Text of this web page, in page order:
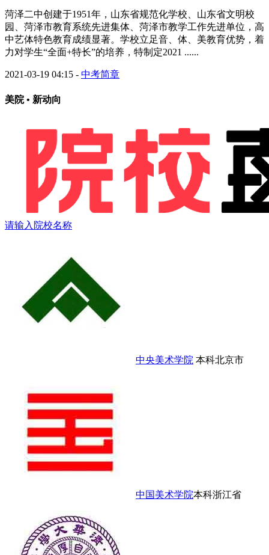
菏泽二中创建于1951年，山东省规范化学校、山东省文明校
园、菏泽市教育系统先进集体、菏泽市教学工作先进单位，高
中艺体特色教育成绩显著。学校立足音、体、美教育优势，着
力对学生“全面+特长”的培养，特制定2021 ......
2021-03-19 04:15 - 中考简章
美院 • 新动向
请输入院校名称
中央美术学院 本科北京市
中国美术学院本科浙江省